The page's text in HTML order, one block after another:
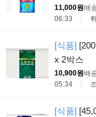
11,000원배
06:33
[식품]
x 2박스
10,900원배
05:34
[식품]